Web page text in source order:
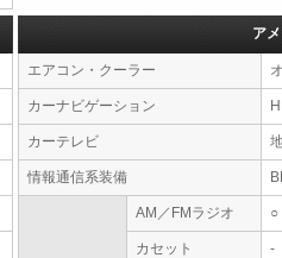
ア
エアコン・クーラー
カーナビゲーション
カーテレビ
情報通信系装備
AM／FMラジオ ○
カセット -